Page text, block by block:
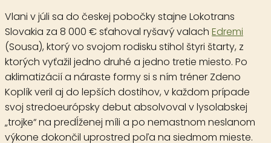
Vlani v júli sa do českej pobočky stajne Lokotrans
Slovakia za 8 000 € sťahoval ryšavý valach Edremi
(Sousa), ktorý vo svojom rodisku stihol štyri štarty, z
ktorých vyťažil jedno druhé a jedno tretie miesto. Po
aklimatizácií a náraste formy si s ním tréner Zdeno
Koplík veril aj do lepších dostihov, v každom prípade
svoj stredoeurópsky debut absolvoval v lysolabskej
„trojke“ na predĺženej míli a po nemastnom neslanom
výkone dokončil uprostred poľa na siedmom mieste.